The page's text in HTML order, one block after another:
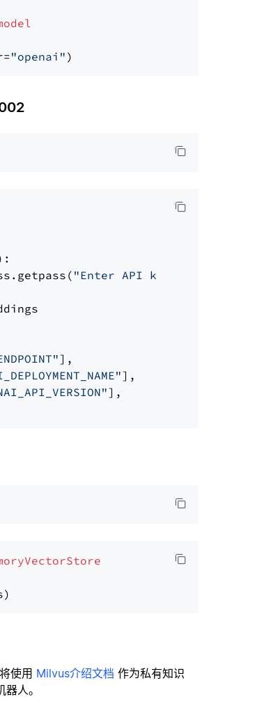
"openai"
"Enter API key for Azure: "
],
],
],
使用 Milvus介绍文档 作为私有知识
人。